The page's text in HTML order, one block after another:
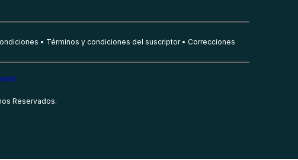
Términos y condiciones del suscriptor Correcciones
Reservados.